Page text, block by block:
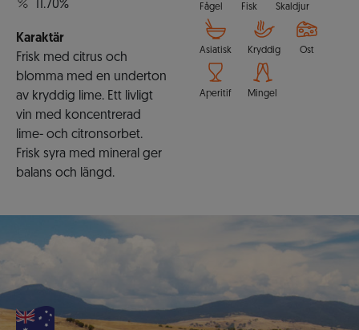
11.70%
Karaktär
Frisk med citrus och
blomma med en underton
av kryddig lime. Ett livligt
vin med koncentrerad
lime- och citronsorbet.
Frisk syra med mineral ger
balans och längd.
Fågel Fisk Skaldjur
Asiatisk Kryddig Ost
Aperitif Mingel